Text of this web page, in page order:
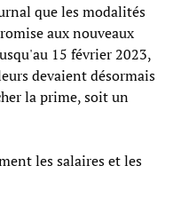
que les modalités
aux nouveaux
15 février 2023,
devaient désormais
la prime, soit un
les salaires et les